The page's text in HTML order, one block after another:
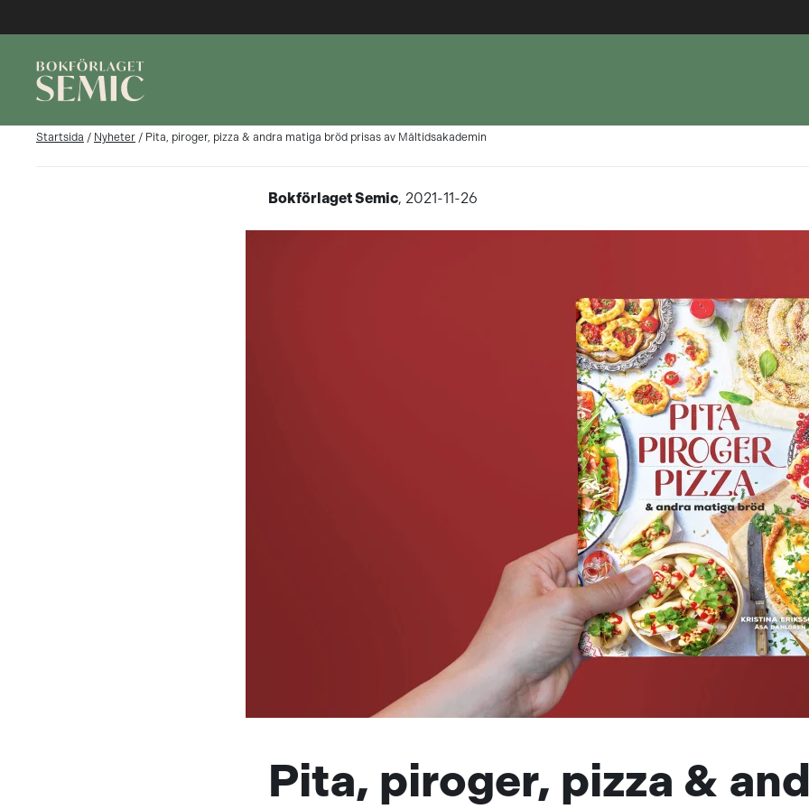
Startsida / Nyheter / Pita, piroger, pizza & andra matiga bröd prisas av Måltidsakademin
Bokförlaget Semic, 2021-11-26
Pita, piroger, pizza &